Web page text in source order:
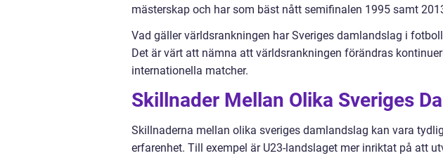
mästerskap och har som bäst nått semifinalen 1995 samt
Vad gäller världsrankningen har Sveriges damlandslag i
Det är värt att nämna att världsrankningen förändras
internationella matcher.
Skillnader Mellan Olika Sveriges
Skillnaderna mellan olika sveriges damlandslag kan vara
erfarenhet. Till exempel är U23-landslaget mer inriktat på att